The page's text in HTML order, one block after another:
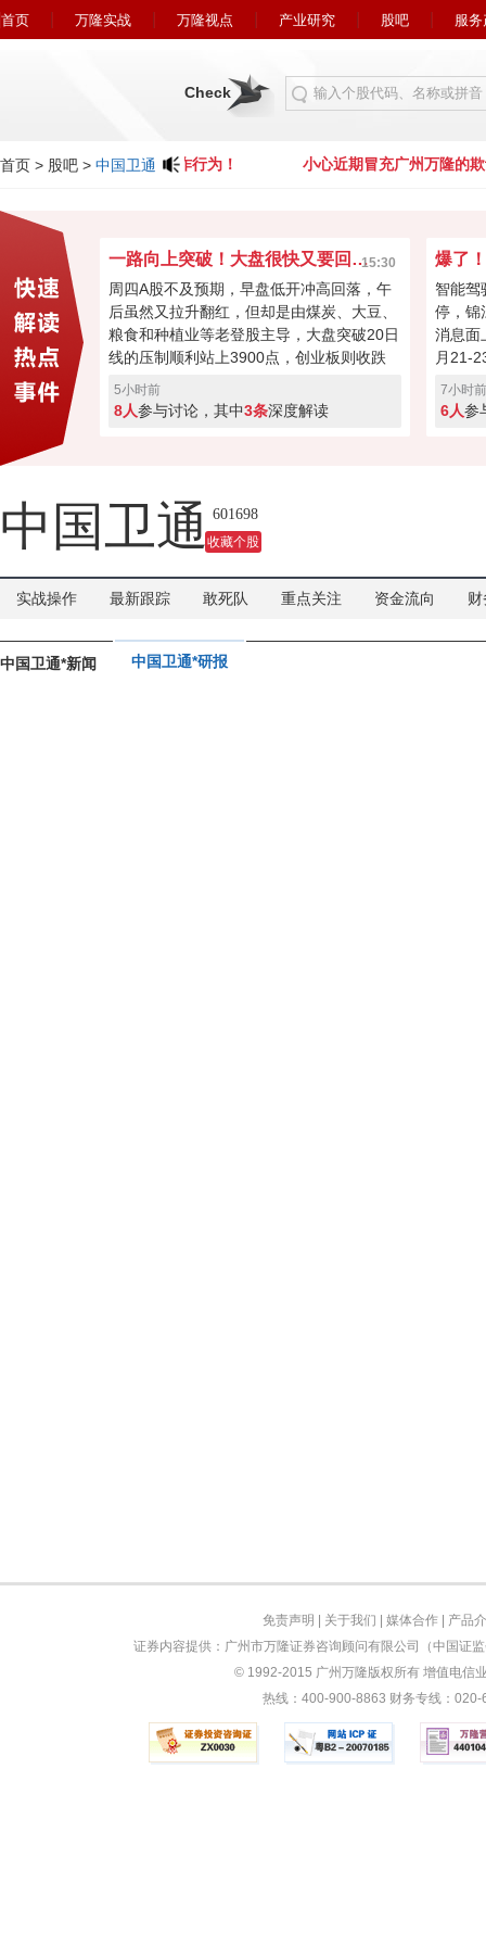
首页 万隆实战 万隆视点 产业研究 股吧 服
Check
首页 > 股吧 > 中国卫通
近期冒充广州万隆的欺诈行为！ 小心近期冒充广州万隆的欺
一路向上突破！大盘很快又要回到4000点？15:30
周四A股不及预期，早盘低开冲高回落，午
后虽然又拉升翻红，但却是由煤炭、大豆、
粮食和种植业等老登股主导，大盘突破20日
线的压制顺利站上3900点，创业板则收跌
0.55%。今日科技股回落或许是连涨两天获
利盘蠢蠢欲动，又或者是外围扰动，但大盘
5小时前
8人参与讨论，其中3条深度解读
智能驾
停，锦
消息面
月21-
16届
间，
7小时前
6人参
中国卫通 601698
收藏个股
实战操作 最新跟踪 敢死队 重点关注 资金流向
中国卫通*新闻 中国卫通*研报
免责声明 关于我们 媒体合作
产品
证券内容提供：广州市万隆证券咨询顾问有限公司（中国证
© 1992-2015 广州万隆版权所有 增值电信
热线：400-900-8863 财务专线：